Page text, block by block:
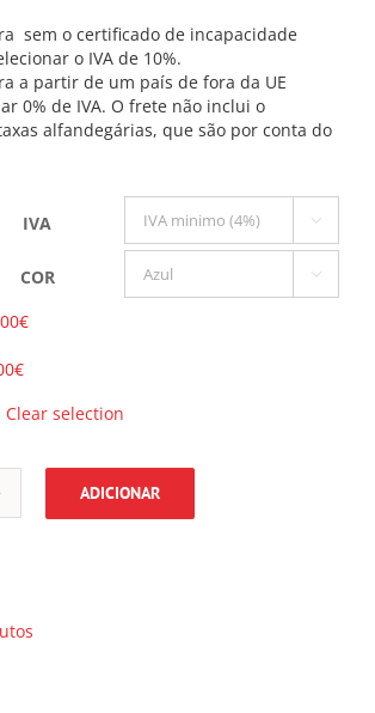
sem o certificado de incapacidade
o IVA de 10%.
a partir de um país de fora da UE
0% de IVA. O frete não inclui o
alfandegárias, que são por conta do
IVA 
COR 
€O
2.490,00€.
€
Clear selection
ADICIONAR